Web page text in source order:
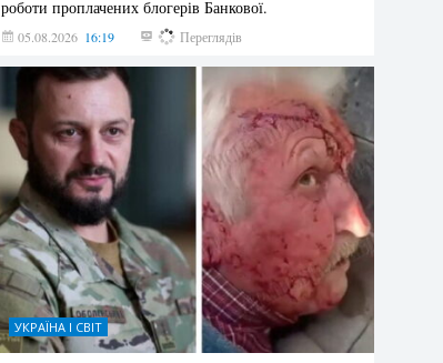
роботи проплачених блогерів Банкової.
05.08.2026 16:19 201 Переглядів
УКРАЇНА І СВІТ